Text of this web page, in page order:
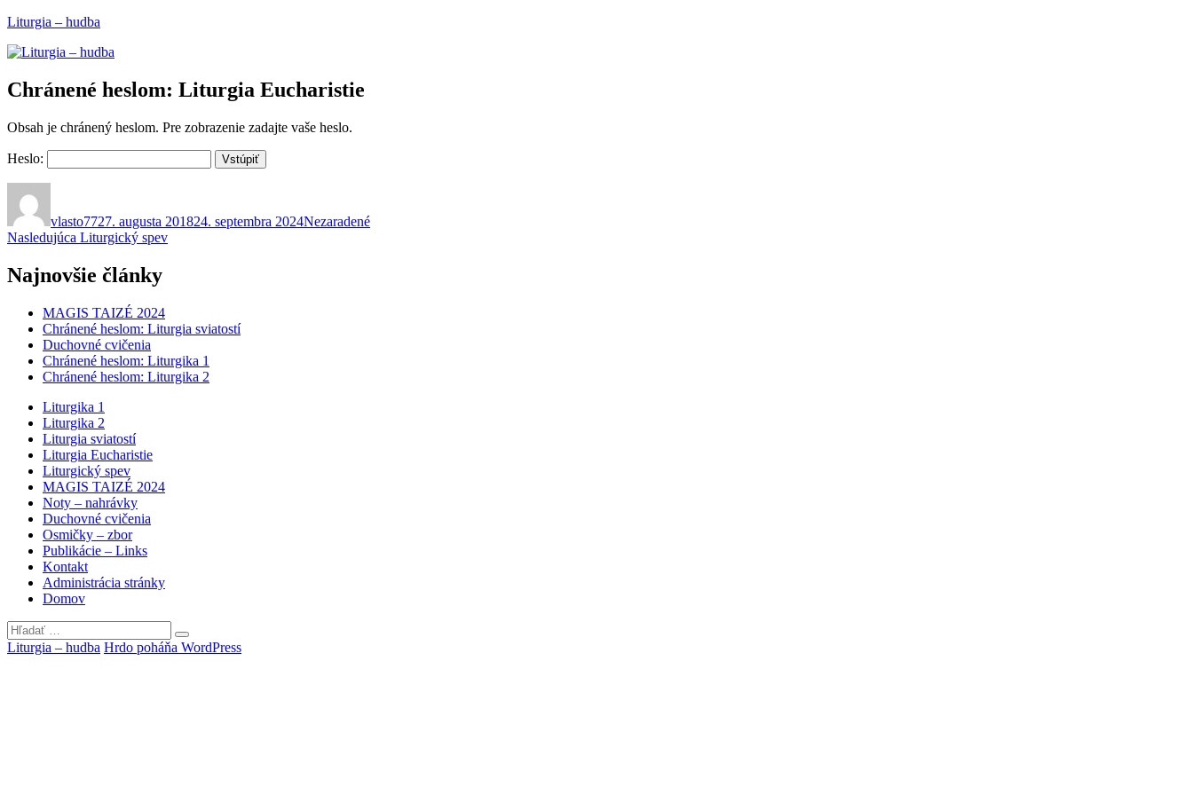
Prejsť
obsah
Liturgia – hudba
Chránené heslom: Liturgia Eucharistie
Obsah je chránený heslom. Pre zobrazenie zadajte vaše heslo.
Heslo:
vlasto7727. augusta 201824. septembra 2024Nezaradené
Navigácia
v
článku
Nasledujúca Ďalší
Liturgický spev
Najnovšie články
MAGIS TAIZÉ 2024
Chránené heslom: Liturgia sviatostí
Duchovné cvičenia
Chránené heslom: Liturgika 1
Chránené heslom: Liturgika 2
Liturgika 1
Liturgika 2
Liturgia sviatostí
Liturgia Eucharistie
Liturgický spev
MAGIS TAIZÉ 2024
Noty – nahrávky
Duchovné cvičenia
Osmičky – zbor
Publikácie – Links
Kontakt
Administrácia stránky
Domov
Hľadať:
Vyhľadávanie
Liturgia – hudba Hrdo poháňa WordPress